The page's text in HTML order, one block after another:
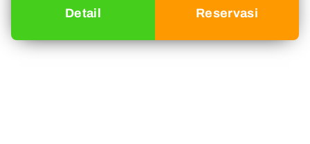
Detail Reservasi